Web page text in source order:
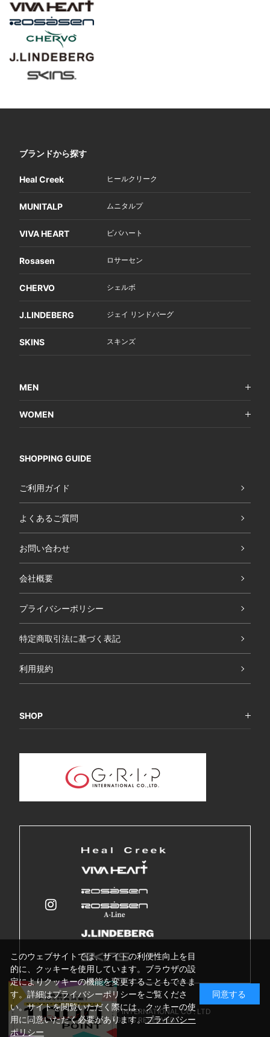
ブランドから探す
Heal Creek ヒールクリーク
MUNITALP ムニタルプ
VIVA HEART ビバハート
Rosasen ロサーセン
CHERVO シェルボ
J.LINDEBERG ジェイ リンドバーグ
SKINS スキンズ
MEN
WOMEN
SHOPPING GUIDE
ご利用ガイド
よくあるご質問
お問い合わせ
会社概要
プライバシーポリシー
特定商取引法に基づく表記
利用規約
SHOP
Copyright © GRIP INTERNATIONAL CO . LTD
ALL RIGHTS RESERVED.
このウェブサイトでは、サイトの利便性向上を目
的に、クッキーを使用しています。ブラウザの設
定によりクッキーの機能を変更することもできま
す。詳細はプライバシーポリシーをご覧くださ
い。サイトを閲覧いただく際には、クッキーの使
用に同意いただく必要があります。プライバシー
ポリシー
同意する